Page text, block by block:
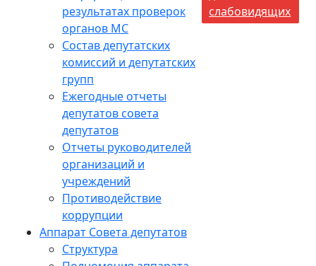
результатах проверок
органов МС
Состав депутатских
комиссий и депутатских
групп
Ежегодные отчеты
депутатов совета
депутатов
Отчеты руководителей
организаций и
учреждений
Противодействие
коррупции
Аппарат Совета депутатов
Структура
слабовидящих